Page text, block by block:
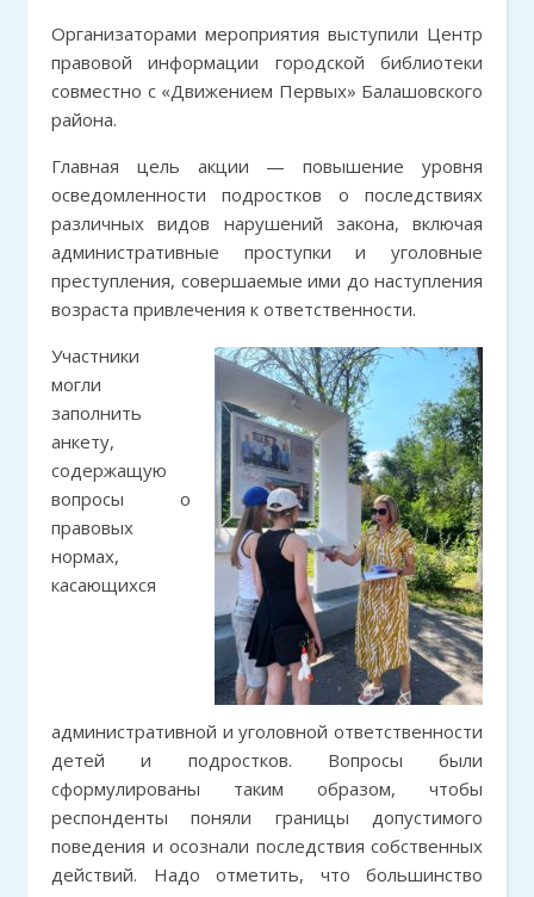
Организаторами мероприятия выступили Центр
правовой информации городской библиотеки
совместно с «Движением Первых» Балашовского
района.
Главная цель акции — повышение уровня
осведомленности подростков о последствиях
различных видов нарушений закона, включая
административные проступки и уголовные
преступления, совершаемые ими до наступления
возраста привлечения к ответственности.
Участники
могли
заполнить
анкету,
содержащую
вопросы о
правовых
нормах,
касающихся
административной и уголовной ответственности
детей и подростков. Вопросы были
сформулированы таким образом, чтобы
респонденты поняли границы допустимого
поведения и осознали последствия собственных
действий. Надо отметить, что большинство